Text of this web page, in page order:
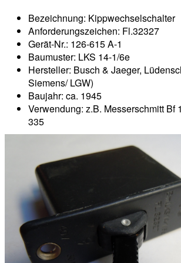
Bezeichnung: Kippwechselschalter
Anforderungszeichen: Fl.32327
Gerät-Nr.: 126-615 A-1
Baumuster: LKS 14-1/6e
Hersteller: Busch & Jaeger,
Siemens/ LGW)
Baujahr: ca. 1945
Verwendung: z.B. Messerschmitt Bf
335